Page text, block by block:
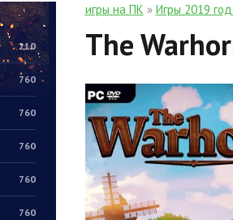
210
760
760
760
760
760
игры на ПК » Игры 2019
The